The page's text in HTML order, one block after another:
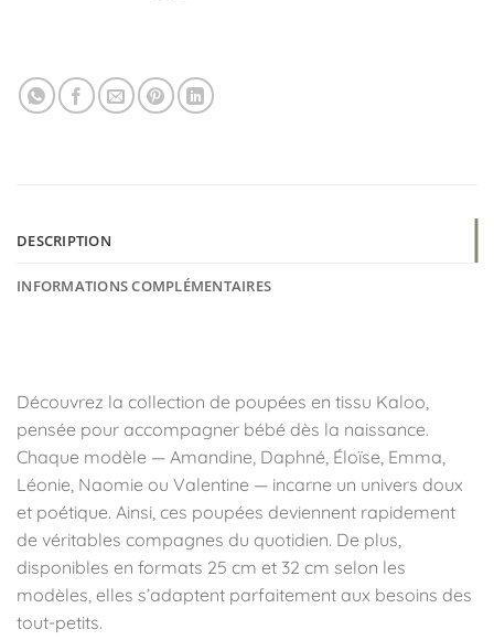
DESCRIPTION
INFORMATIONS COMPLÉMENTAIRES
Découvrez la collection de poupées en tissu Kaloo,
pensée pour accompagner bébé dès la naissance.
Chaque modèle — Amandine, Daphné, Éloïse, Emma,
Léonie, Naomie ou Valentine — incarne un univers doux
et poétique. Ainsi, ces poupées deviennent rapidement
de véritables compagnes du quotidien. De plus,
disponibles en formats 25 cm et 32 cm selon les
modèles, elles s’adaptent parfaitement aux besoins des
tout-petits.